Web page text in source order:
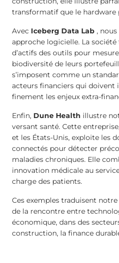
transformatif que le hardware
Avec Iceberg Data Lab ,
approche logicielle. La
d’actifs des outils pour
biodiversité de leurs
s’imposent comme un
acteurs financiers qui doivent
finement les enjeux extra-
Enfin, Dune Health illustre
versant santé. Cette
et les États-Unis, exploite les
connectés pour détecter
maladies chroniques. Elle
innovation médicale au
charge des patients.
Ces exemples traduisent
de la rencontre entre
économique, dans des
construction, la finance